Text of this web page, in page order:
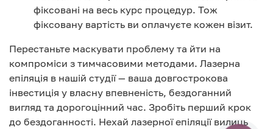
фіксовані на весь курс процедур. Тож
фіксовану вартість ви оплачуєте кожен візит.
Перестаньте маскувати проблему та йти на
компроміси з тимчасовими методами. Лазерна
епіляція в нашій студії — ваша довгострокова
інвестиція у власну впевненість, бездоганний
вигляд та дорогоцінний час. Зробіть перший крок
до бездоганності. Нехай лазерної епіляції вилиць